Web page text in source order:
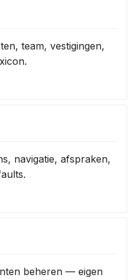
team, vestigingen,
navigatie, afspraken,
beheren — eigen